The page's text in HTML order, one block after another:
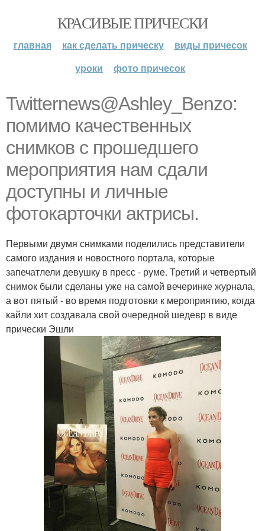
КРАСИВЫЕ ПРИЧЕСКИ
главная как сделать прическу
виды причесок
уроки
фото причесок
Twitternews@Ashley_Benzo:
помимо качественных
снимков с прошедшего
мероприятия нам сдали
доступны и личные
фотокарточки актрисы.
Первыми двумя снимками поделились представители
самого издания и новостного портала, которые
запечатлели девушку в пресс - руме. Третий и четвертый
снимок были сделаны уже на самой вечеринке журнала,
а вот пятый - во время подготовки к мероприятию, когда
кайли хит создавала свой очередной шедевр в виде
прически Эшли